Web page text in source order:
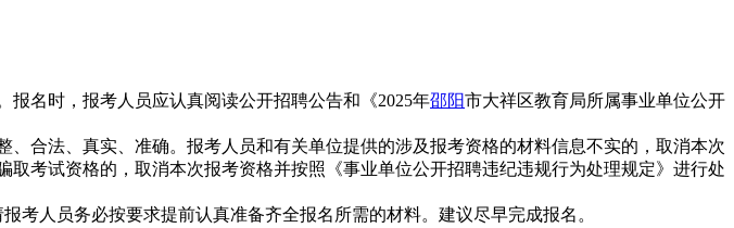
名时，报考人员应认真阅读公开招聘公告和《2025年邵阳市大祥区教育局所属事业单位公开
合法、真实、准确。报考人员和有关单位提供的涉及报考资格的材料信息不实的，取消本次
考试资格的，取消本次报考资格并按照《事业单位公开招聘违纪违规行为处理规定》进行处
人员务必按要求提前认真准备齐全报名所需的材料。建议尽早完成报名。